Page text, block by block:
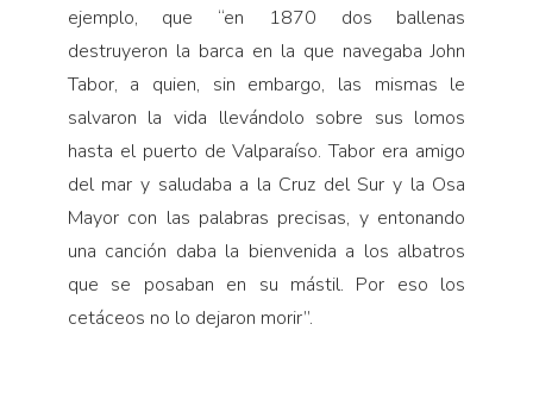
ejemplo, que “en 1870 dos ballenas
destruyeron la barca en la que navegaba John
Tabor, a quien, sin embargo, las mismas le
salvaron la vida llevándolo sobre sus lomos
hasta el puerto de Valparaíso. Tabor era amigo
del mar y saludaba a la Cruz del Sur y la Osa
Mayor con las palabras precisas, y entonando
una canción daba la bienvenida a los albatros
que se posaban en su mástil. Por eso los
cetáceos no lo dejaron morir”.